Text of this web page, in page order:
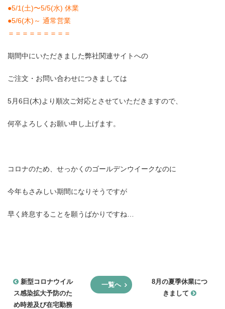
●5/1(土)〜5/5(水) 休業
●5/6(木)～ 通常営業
＝＝＝＝＝＝＝＝＝
期間中にいただきました弊社関連サイトへの
ご注文・お問い合わせにつきましては
5月6日(木)より順次ご対応とさせていただきますので、
何卒よろしくお願い申し上げます。
コロナのため、せっかくのゴールデンウイークなのに
今年もさみしい期間になりそうですが
早く終息することを願うばかりですね…
新型コロナウイル
ス感染拡大予防のた
め時差及び在宅勤務
一覧へ
8月の夏季休業につ
きまして
営業時間 9:30~18:30 (土日祝休み)
LINEで相談する 無料お見積もり